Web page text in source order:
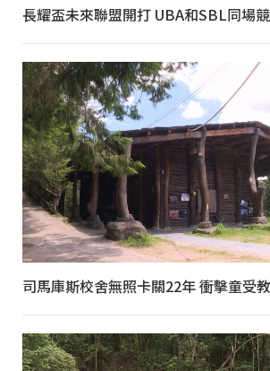
長耀盃未來聯盟開打 UBA和SBL同場
司馬庫斯校舍無照卡關22年 衝擊童受